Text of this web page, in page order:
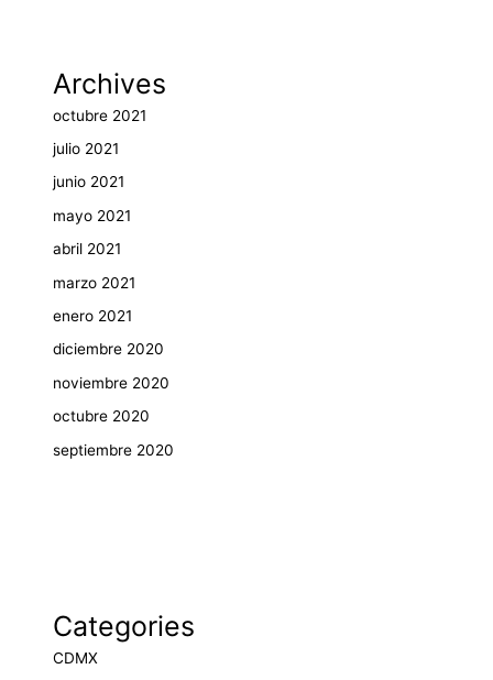
Archives
octubre 2021
julio 2021
junio 2021
mayo 2021
abril 2021
marzo 2021
enero 2021
diciembre 2020
noviembre 2020
octubre 2020
septiembre 2020
Categories
CDMX